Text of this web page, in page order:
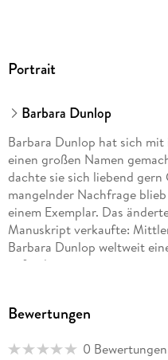
Portrait
Barbara Dunlop
Barbara Dunlop hat sich
einen großen Namen
dachte sie sich liebend gern
mangelnder Nachfrage
einem Exemplar. Das
Manuskript verkaufte:
Barbara Dunlop weltweit
gefunden.
Bewertungen
0 Bewertungen